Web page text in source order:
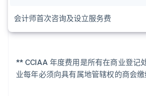
会计师首次咨询及设立服务费
** CCIAA 年度费用是所有在商业登记
业每年必须向具有属地管辖权的商会缴